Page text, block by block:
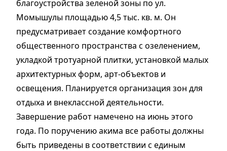
благоустройства зеленой зоны по ул.
Момышулы площадью 4,5 тыс. кв. м. Он
предусматривает создание комфортного
общественного пространства с озеленением,
укладкой тротуарной плитки, установкой малых
архитектурных форм, арт-объектов и
освещения. Планируется организация зон для
отдыха и внеклассной деятельности.
Завершение работ намечено на июнь этого
года. По поручению акима все работы должны
быть приведены в соответствии с единым